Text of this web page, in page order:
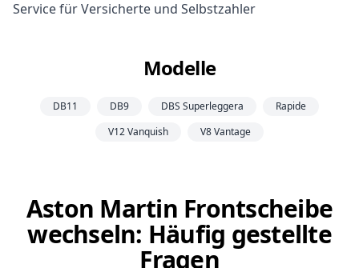
Service für Versicherte und Selbstzahler
Modelle
DB11 DB9 DBS Superleggera
Rapide
V12 Vanquish
V8 Vantage
Aston Martin Frontscheibe
wechseln: Häufig gestellte
Fragen